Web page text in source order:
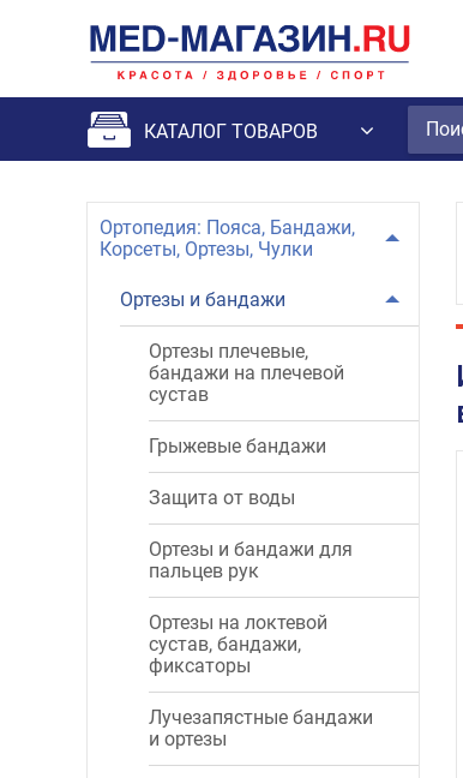
КАТАЛОГ ТОВАРОВ
Ортопедия: Пояса, Бандажи,
Корсеты, Ортезы, Чулки
Ортезы и бандажи
Ортезы плечевые,
бандажи на плечевой
сустав
Грыжевые бандажи
Защита от воды
Ортезы и бандажи для
пальцев рук
Ортезы на локтевой
сустав, бандажи,
фиксаторы
Лучезапястные бандажи
и ортезы